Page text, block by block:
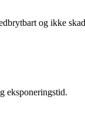
og ikke
eksponeringstid.